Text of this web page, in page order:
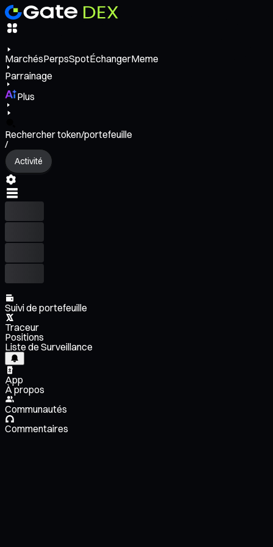
MarchésPerpsSpotÉchangerMeme
Parrainage
Plus
Rechercher token/portefeuille
/
Activité
Suivi de portefeuille
Traceur
Positions
Liste de Surveillance
App
À propos
Communautés
Commentaires